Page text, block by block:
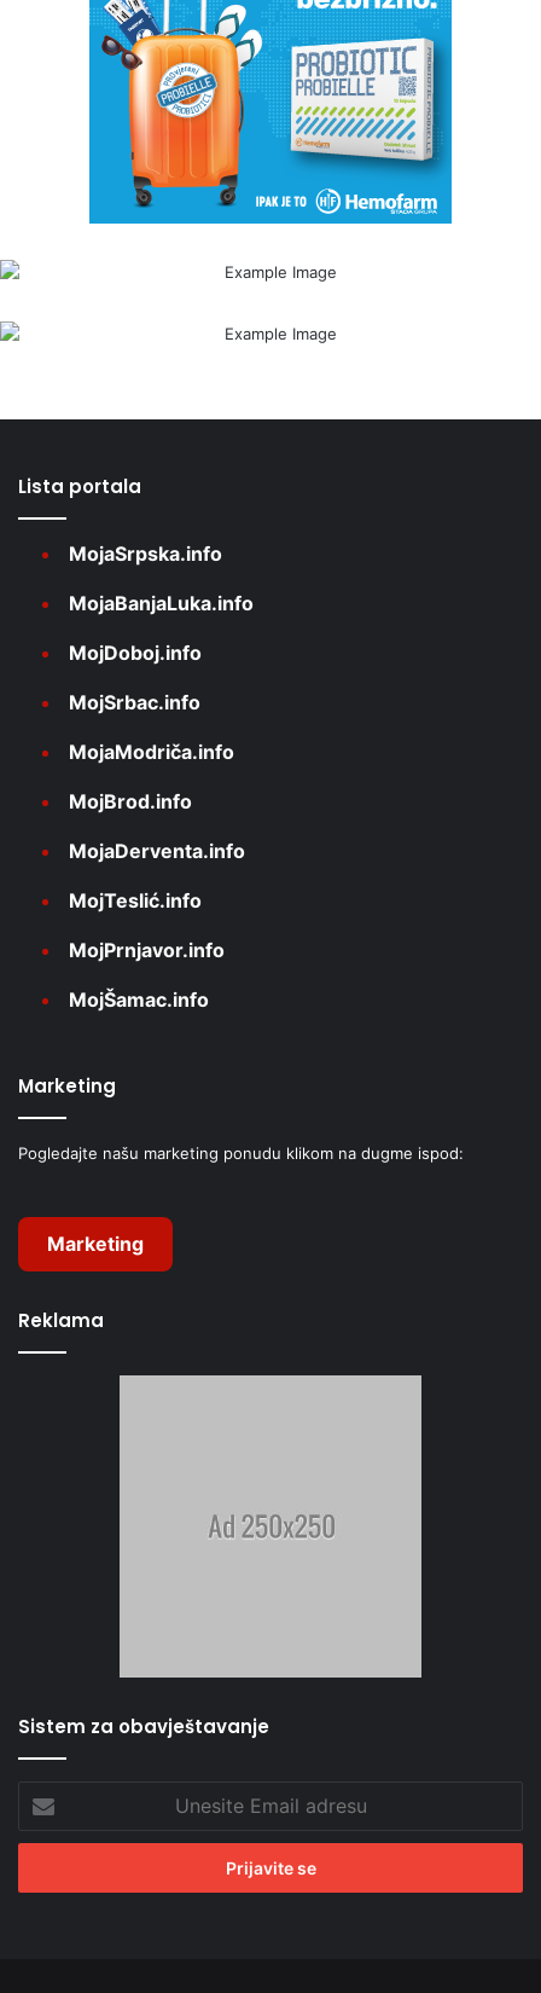
Lista portala
MojaSrpska.info
MojaBanjaLuka.info
MojDoboj.info
MojSrbac.info
MojaModriča.info
MojBrod.info
MojaDerventa.info
MojTeslić.info
MojPrnjavor.info
MojŠamac.info
Marketing
Pogledajte našu marketing ponudu klikom na dugme ispod:
Marketing
Reklama
Sistem za obavještavanje
Email
adresu